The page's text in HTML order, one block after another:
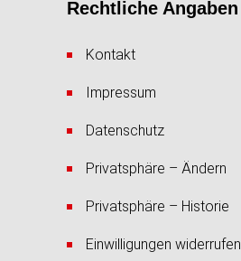
Rechtliche Angaben
Kontakt
Impressum
Datenschutz
Privatsphäre – Ändern
Privatsphäre – Historie
Einwilligungen widerrufen